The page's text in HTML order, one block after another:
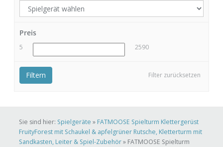
Preis
5 2590
Filter zurücksetzen
Filtern
Sie sind hier: Spielgeräte » FATMOOSE Spielturm Klettergerüst
FruityForest mit Schaukel & apfelgrüner Rutsche, Kletterturm mit
Sandkasten, Leiter & Spiel-Zubehör» FATMOOSE Spielturm